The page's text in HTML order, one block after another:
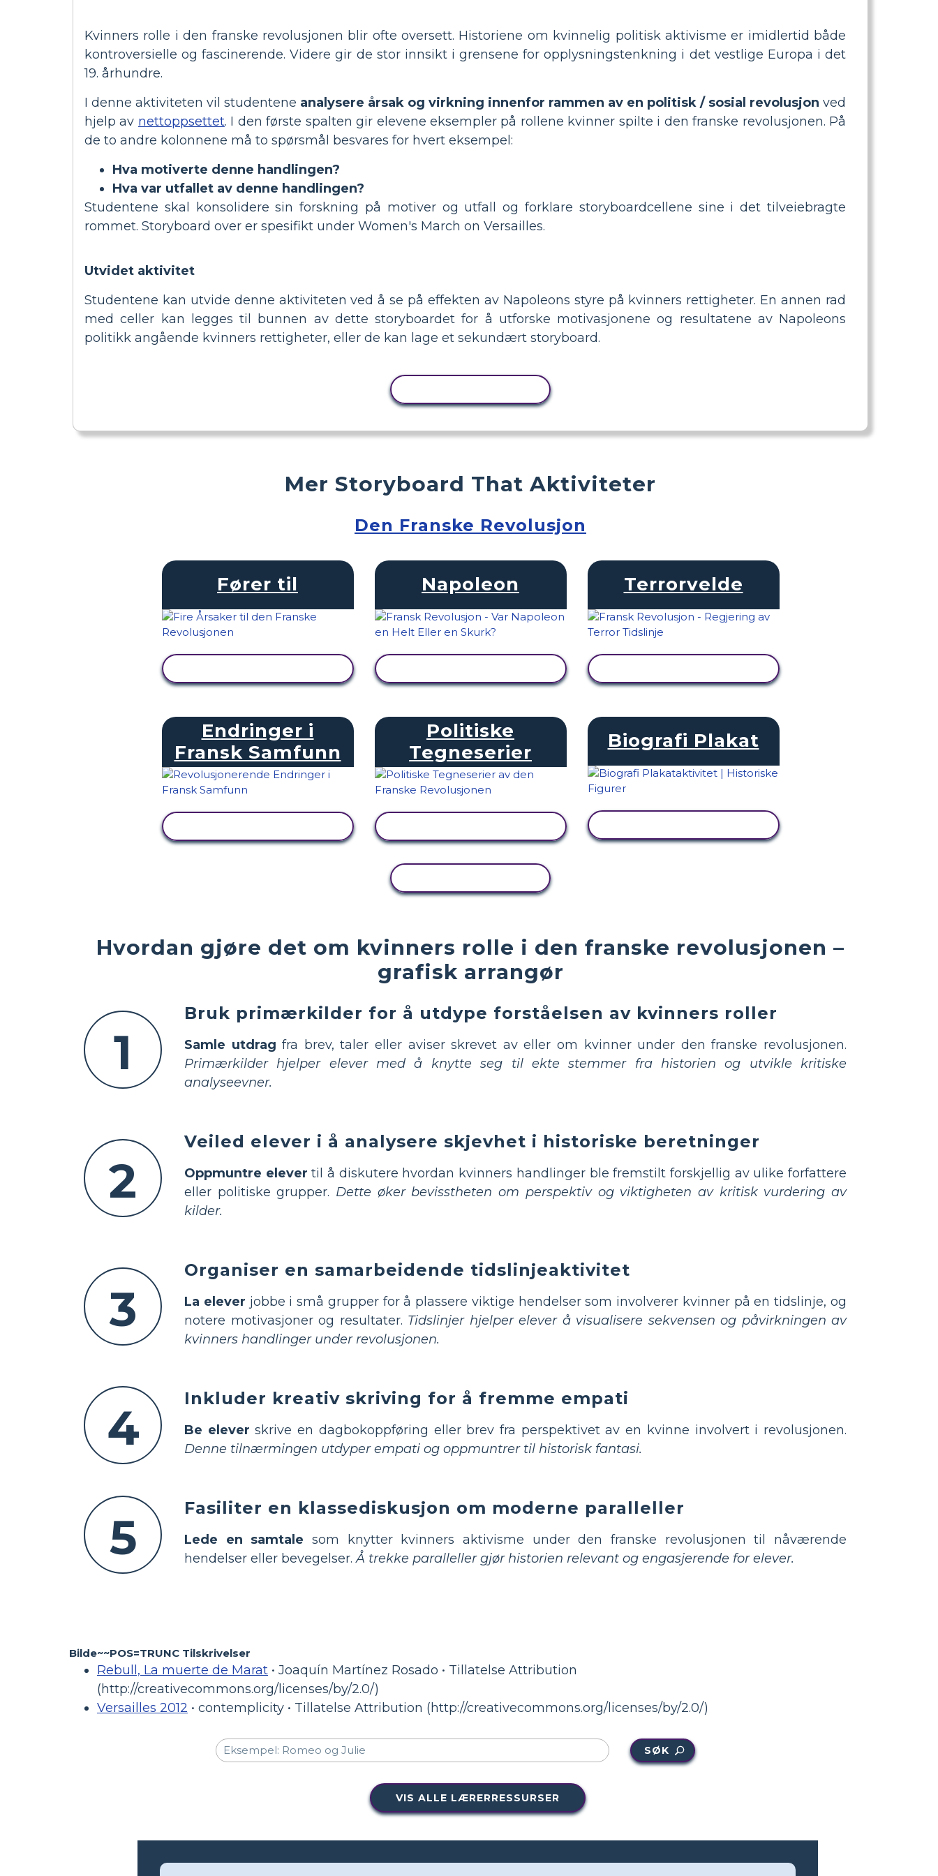
Kvinners rolle i den franske revolusjonen blir ofte oversett. Historiene om kvinnelig politisk aktivisme er imidlertid både
kontroversielle og fascinerende. Videre gir de stor innsikt i grensene for opplysningstenkning i det vestlige Europa i det
19. århundre.
I denne aktiviteten vil studentene analysere årsak og virkning innenfor rammen av en politisk / sosial revolusjon ved
hjelp av nettoppsettet. I den første spalten gir elevene eksempler på rollene kvinner spilte i den franske revolusjonen. På
de to andre kolonnene må to spørsmål besvares for hvert eksempel:
Hva motiverte denne handlingen?
Hva var utfallet av denne handlingen?
Studentene skal konsolidere sin forskning på motiver og utfall og forklare storyboardcellene sine i det tilveiebragte
rommet. Storyboard over er spesifikt under Women's March on Versailles.
Utvidet aktivitet
Studentene kan utvide denne aktiviteten ved å se på effekten av Napoleons styre på kvinners rettigheter. En annen rad
med celler kan legges til bunnen av dette storyboardet for å utforske motivasjonene og resultatene av Napoleons
politikk angående kvinners rettigheter, eller de kan lage et sekundært storyboard.
Hvordan gjøre det om kvinners rolle i den franske revolusjonen –
grafisk arrangør
1
Bruk primærkilder for å utdype forståelsen av kvinners roller
Samle utdrag fra brev, taler eller aviser skrevet av eller om kvinner under den franske revolusjonen.
Primærkilder hjelper elever med å knytte seg til ekte stemmer fra historien og utvikle kritiske
analyseevner.
2
Veiled elever i å analysere skjevhet i historiske beretninger
Oppmuntre elever til å diskutere hvordan kvinners handlinger ble fremstilt forskjellig av ulike forfattere
eller politiske grupper. Dette øker bevisstheten om perspektiv og viktigheten av kritisk vurdering av
kilder.
3
Organiser en samarbeidende tidslinjeaktivitet
La elever jobbe i små grupper for å plassere viktige hendelser som involverer kvinner på en tidslinje, og
notere motivasjoner og resultater. Tidslinjer hjelper elever å visualisere sekvensen og påvirkningen av
kvinners handlinger under revolusjonen.
4
Inkluder kreativ skriving for å fremme empati
Be elever skrive en dagbokoppføring eller brev fra perspektivet av en kvinne involvert i revolusjonen.
Denne tilnærmingen utdyper empati og oppmuntrer til historisk fantasi.
5
Fasiliter en klassediskusjon om moderne paralleller
Lede en samtale som knytter kvinners aktivisme under den franske revolusjonen til nåværende
hendelser eller bevegelser.Å trekke paralleller gjør historien relevant og engasjerende for elever.
Mer Storyboard That Aktiviteter
Den Franske Revolusjon
Fører til Napoleon Terrorvelde
Endringer i
Fransk Samfunn
Politiske
Tegneserier
Biografi Plakat
Bilde~~POS=TRUNC Tilskrivelser
Rebull, La muerte de Marat • Joaquín Martínez Rosado • Tillatelse Attribution
(http://creativecommons.org/licenses/by/2.0/)
Versailles 2012 • contemplicity • Tillatelse Attribution (http://creativecommons.org/licenses/by/2.0/)
SØK
VIS ALLE LÆRERRESSURSER